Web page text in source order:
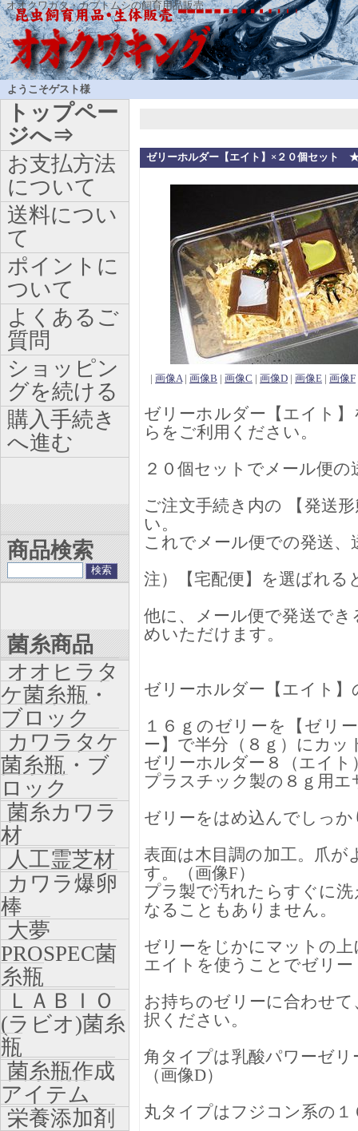
オオクワガタ・カブトムシの飼育用品販売
ようこそゲスト様
ゼリーホルダー【エイト】×２０個セット
| 画像A| 画像B | 画像C | 画像D | 画像E | 画像F
ゼリーホルダー【エイト
らをご利用ください。
２０個セットでメール便
ご注文手続き内の 【発送
い。
これでメール便での発送
注）【宅配便】を選ばれる
他に、メール便で発送で
めいただけます。
ゼリーホルダー【エイト】
１６ｇのゼリーを【ゼリ
ー】で半分（８ｇ）にカ
ゼリーホルダー８（エイト
プラスチック製の８ｇ用エ
ゼリーをはめ込んでしっ
表面は木目調の加工。爪
す。（画像F）
プラ製で汚れたらすぐに
なることもありません。
ゼリーをじかにマットの
エイトを使うことでゼリ
お持ちのゼリーに合わせ
択ください。
角タイプは乳酸パワーゼ
（画像D）
丸タイプはフジコン系の１
トップペー
ジへ⇒
お支払方法
について
送料につい
て
ポイントに
ついて
よくあるご
質問
ショッピン
グを続ける
購入手続き
へ進む
商品検索
菌糸商品
オオヒラタ
ケ菌糸瓶・
ブロック
カワラタケ
菌糸瓶・ブ
ロック
菌糸カワラ
材
人工霊芝材
カワラ爆卵
棒
大夢
PROSPEC菌
糸瓶
ＬＡＢＩＯ
(ラビオ)菌糸
瓶
菌糸瓶作成
アイテム
栄養添加剤